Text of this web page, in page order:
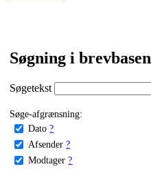
Søgning i brevbasen
Søgetekst
Søge-afgrænsning:
Dato ?
Afsender ?
Modtager ?